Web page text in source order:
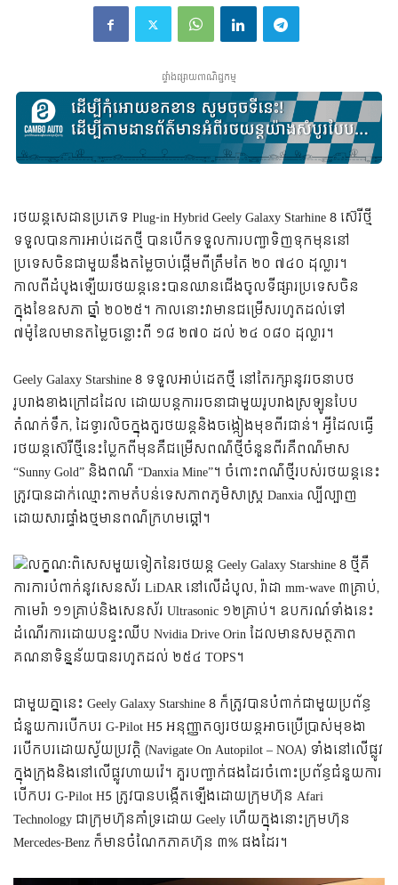
ផ្ទាំងផ្សាយពាណិជ្ជកម្ម
រថយន្តសេដានប្រភេទ Plug-in Hybrid Geely Galaxy Starhine 8 ស៊េរីថ្មី
ទទួលបានការអាប់ដេតថ្មី បានបើកទទួលការបញ្ជាទិញទុកមុននៅ
ប្រទេសចិនជាមួយនឹងតម្លៃចាប់ផ្ដើមពីត្រឹមតែ ២០ ៧៤០ ដុល្លារ។
កាលពីដំបូងឡើយរថយន្ដនេះបានឈានជើងចូលទីផ្សារប្រទេសចិន
ក្នុងខែឧសភា ឆ្នាំ ២០២៥។ កាលនោះវាមានជម្រើសរហូតដល់ទៅ
៧ម៉ូឌែលមានតម្លៃចន្លោះពី ១៨ ២៧០ ដល់ ២៤ ០៨០ ដុល្លារ។
Geely Galaxy Starshine 8 ទទួលអាប់ដេតថ្មី នៅតែរក្សានូវរចនាបថ
រូបរាងខាងក្រៅដដែល ដោយបន្ដការរចនាជាមួយរូបរាងស្រឡូនបែប
តំណក់ទឹក, ដៃទ្វារលិចក្នុងតួរថយន្ដនិងចង្កៀងមុខពីរជាន់។ អ្វីដែលធ្វើ
រថយន្តស៊េរីថ្មីនេះប្លែកពីមុនគឺជម្រើសពណ៌ថ្មីចំនួនពីរគឺពណ៌មាស
“Sunny Gold” និងពណ៌ “Danxia Mine”។ ចំពោះពណ៌ថ្មីរបស់រថយន្ដនេះ
ត្រូវបានដាក់ឈ្មោះតាមតំបន់ទេសភាពភូមិសាស្ត្រ Danxia ល្បីល្បាញ
ដោយសារផ្ទាំងថ្មមានពណ៌ក្រហមឆ្អៅ។
លក្ខណៈពិសេសមួយទៀតនៃរថយន្ត Geely Galaxy Starshine 8 ថ្មីគឺ
ការការបំពាក់នូវសេនស័រ LiDAR នៅលើដំបូល, រ៉ាដា mm-wave ៣គ្រាប់,
កាមេរ៉ា ១១គ្រាប់និងសេនស័រ Ultrasonic ១២គ្រាប់។ ឧបករណ៍ទាំងនេះ
ដំណើរការដោយបន្ទះឈីប Nvidia Drive Orin ដែលមានសមត្ថភាព
គណនាទិន្នន័យបានរហូតដល់ ២៥៤ TOPS។
ជាមួយគ្នានេះ Geely Galaxy Starshine 8 ក៏ត្រូវបានបំពាក់ជាមួយប្រព័ន្ធ
ជំនួយការបើកបរ G-Pilot H5 អនុញ្ញាតឲ្យរថយន្តអាចប្រើប្រាស់មុខងា
របើកបរដោយស្វ័យប្រវត្តិ (Navigate On Autopilot – NOA) ទាំងនៅលើផ្លូវ
ក្នុងក្រុងនិងនៅលើផ្លូវហាយវ៉េ។ គួរបញ្ជាក់ផងដែរចំពោះប្រព័ន្ធជំនួយការ
បើកបរ G-Pilot H5 ត្រូវបានបង្កើតឡើងដោយក្រុមហ៊ុន Afari
Technology ជាក្រុមហ៊ុនគាំទ្រដោយ Geely ហើយក្នុងនោះក្រុមហ៊ុន
Mercedes-Benz ក៏មានចំណែកភាគហ៊ុន ៣% ផងដែរ។